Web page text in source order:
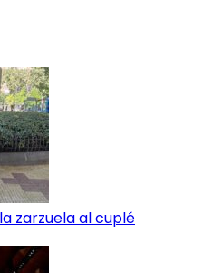
zarzuela al cuplé